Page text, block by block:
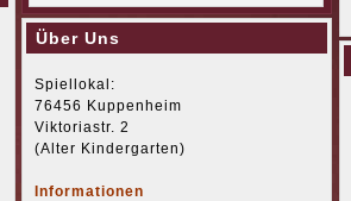
Über Uns
Spiellokal:
76456 Kuppenheim
Viktoriastr. 2
(Alter Kindergarten)
Informationen